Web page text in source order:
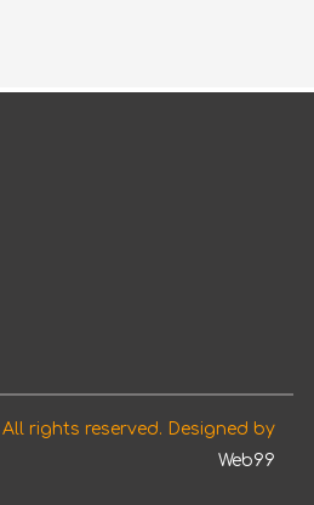
All rights reserved. Designed by
Web99